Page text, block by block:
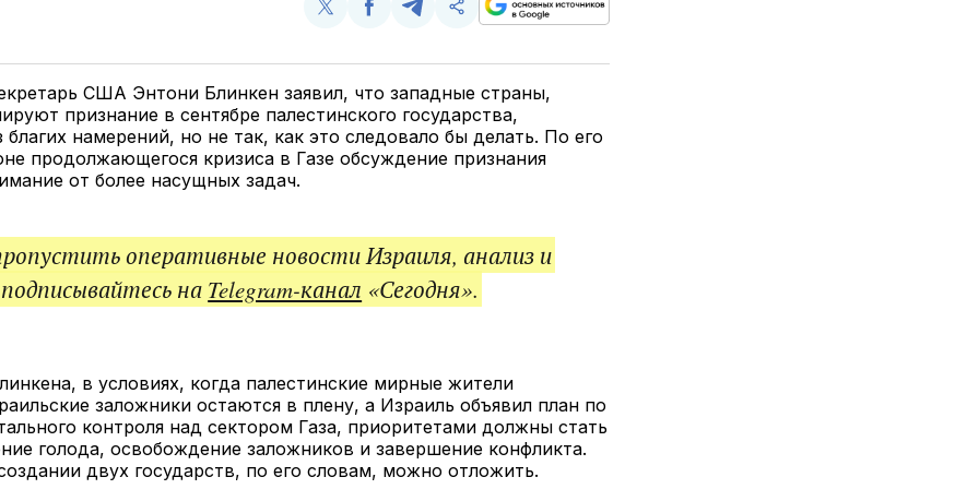
Поделиться
Twitter
Поделиться
Facebook
Поделиться
Telegram
Скопируйте
поделитесь
США Энтони Блинкен заявил, что западные страны,
признание в сентябре палестинского государства,
намерений, но не так, как это следовало бы делать. По его
продолжающегося кризиса в Газе обсуждение признания
от более насущных задач.
оперативные новости Израиля, анализ и
на Telegram-канал «Сегодня».
в условиях, когда палестинские мирные жители
заложники остаются в плену, а Израиль объявил план по
контроля над сектором Газа, приоритетами должны стать
голода, освобождение заложников и завершение конфликта.
двух государств, по его словам, можно отложить.